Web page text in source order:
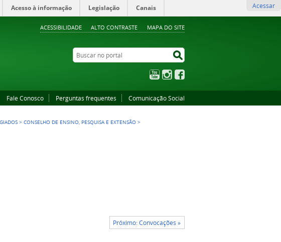
ACESSIBILIDADE ALTO CONTRASTE MAPA DO SITE
Acesso à informação Legislação Canais Acessar
Buscar no portal
YouTubeInstagram
Fale Conosco Perguntas frequentes Comunicação Social
>CONSELHO DE ENSINO, PESQUISA E EXTENSÃO >
Próximo: Convocações »